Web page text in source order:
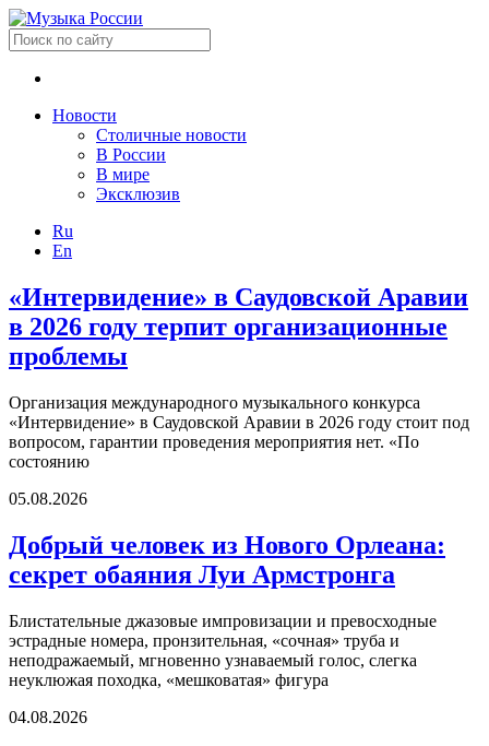
Новости
Столичные новости
В России
В мире
Эксклюзив
Ru
En
«Интервидение» в Саудовской Аравии
в 2026 году терпит организационные
проблемы
Организация международного музыкального конкурса
«Интервидение» в Саудовской Аравии в 2026 году стоит под
вопросом, гарантии проведения мероприятия нет. «По
состоянию
05.08.2026
Добрый человек из Нового Орлеана:
секрет обаяния Луи Армстронга
Блистательные джазовые импровизации и превосходные
эстрадные номера, пронзительная, «сочная» труба и
неподражаемый, мгновенно узнаваемый голос, слегка
неуклюжая походка, «мешковатая» фигура
04.08.2026